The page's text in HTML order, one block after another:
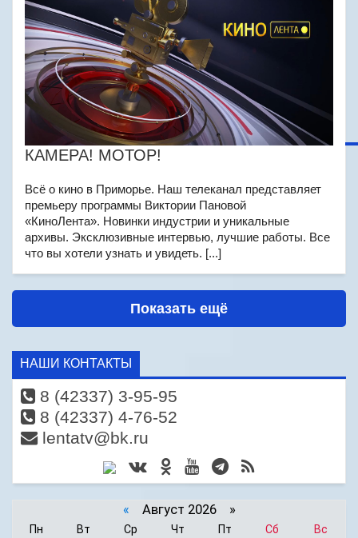
КАМЕРА! МОТОР!
Всё о кино в Приморье. Наш телеканал представляет
премьеру программы Виктории Пановой
«КиноЛента». Новинки индустрии и уникальные
архивы. Эксклюзивные интервью, лучшие работы. Все
что вы хотели узнать и увидеть. [...]
Показать ещё
НАШИ КОНТАКТЫ
8 (42337) 3-95-95
8 (42337) 4-76-52
lentatv@bk.ru
« Август 2026 »
Пн Вт Ср Чт Пт Сб
Вс